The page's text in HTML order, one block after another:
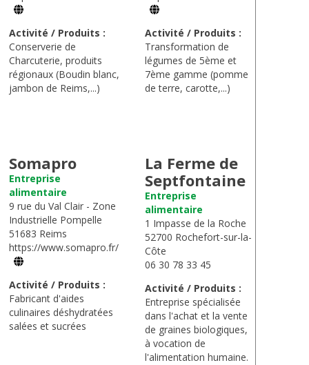
Activité / Produits :
Conserverie de
Charcuterie, produits
régionaux (Boudin blanc,
jambon de Reims,...)
Activité / Produits :
Transformation de
légumes de 5ème et
7ème gamme (pomme
de terre, carotte,...)
Somapro
Entreprise
alimentaire
9 rue du Val Clair - Zone
Industrielle Pompelle
51683 Reims
https://www.somapro.fr/
Activité / Produits :
Fabricant d'aides
culinaires déshydratées
salées et sucrées
La Ferme de
Septfontaine
Entreprise
alimentaire
1 Impasse de la Roche
52700 Rochefort-sur-la-
Côte
06 30 78 33 45
Activité / Produits :
​Entreprise spécialisée
dans l'achat et la vente
de graines biologiques,
à vocation de
l'alimentation humaine.